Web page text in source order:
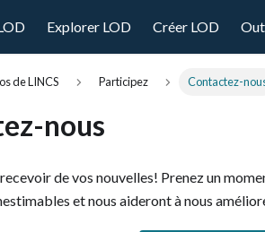
Explorer LOD Créer LOD
de LINCS Participez Contactez-
nous
de vos nouvelles! Prenez un
et nous aideront à nous